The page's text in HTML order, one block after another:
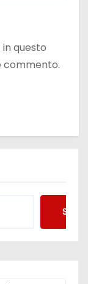
questo
commento.